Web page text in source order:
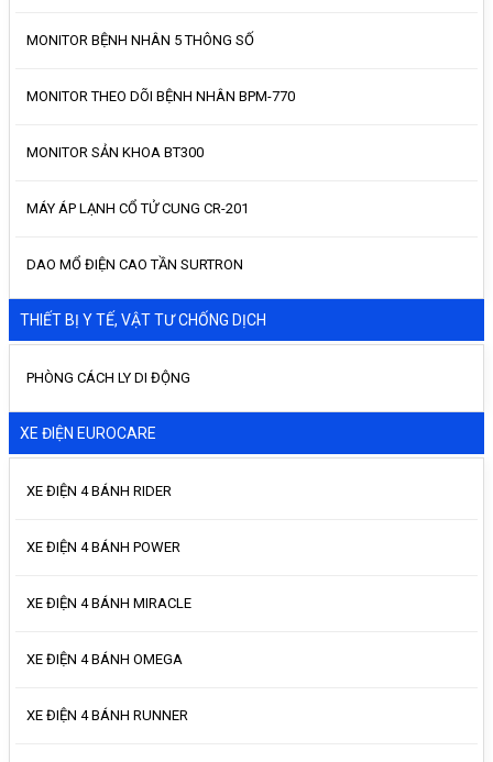
MONITOR BỆNH NHÂN 5 THÔNG SỐ
MONITOR THEO DÕI BỆNH NHÂN BPM-770
MONITOR SẢN KHOA BT300
MÁY ÁP LẠNH CỔ TỬ CUNG CR-201
DAO MỔ ĐIỆN CAO TẦN SURTRON
THIẾT BỊ Y TẾ, VẬT TƯ CHỐNG DỊCH
PHÒNG CÁCH LY DI ĐỘNG
XE ĐIỆN EUROCARE
XE ĐIỆN 4 BÁNH RIDER
XE ĐIỆN 4 BÁNH POWER
XE ĐIỆN 4 BÁNH MIRACLE
XE ĐIỆN 4 BÁNH OMEGA
XE ĐIỆN 4 BÁNH RUNNER